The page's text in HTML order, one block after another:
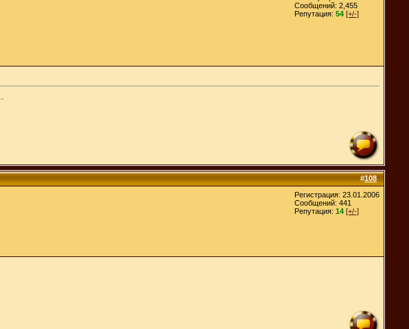
Сообщений: 2,455
Репутация: 54 [+/-]
#108
Регистрация: 23.01.2006
Сообщений: 441
Репутация: 14 [+/-]